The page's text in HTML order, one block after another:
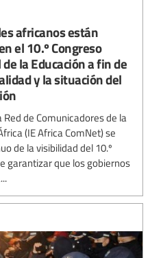
africanos están
el 10.º Congreso
la Educación a fin de
y la situación del
de Comunicadores de la
(IE Africa ComNet) se
de la visibilidad del 10.º
garantizar que los gobiernos